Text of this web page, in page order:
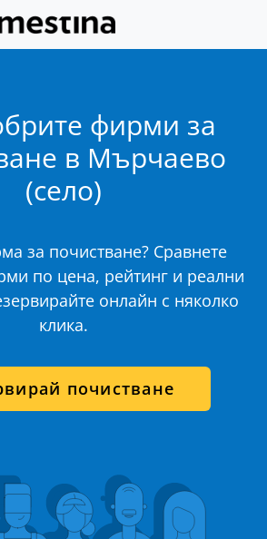
фирми за
в Мърчаево
(село)
за почистване? Сравнете
по цена, рейтинг и реални
онлайн с няколко
клика.
почистване